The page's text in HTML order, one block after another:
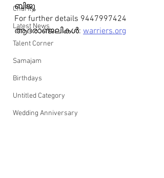
Charity
Latest News
Talent Corner
Samajam
Birthdays
Untitled Category
Wedding Anniversary
ബിജു
For further details 9447997424
ആദരാഞ്ജലികൾ: warriers.org